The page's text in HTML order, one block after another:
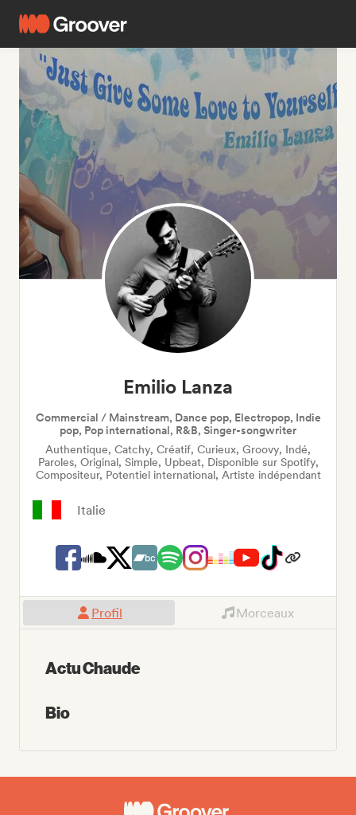
Emilio Lanza
Commercial / Mainstream, Dance pop, Electropop, Indie
pop, Pop international, R&B, Singer-songwriter
Authentique, Catchy, Créatif, Curieux, Groovy, Indé,
Paroles, Original, Simple, Upbeat, Disponible sur Spotify,
Compositeur, Potentiel international, Artiste indépendant
Italie
Profil Morceaux
Actu Chaude
Bio